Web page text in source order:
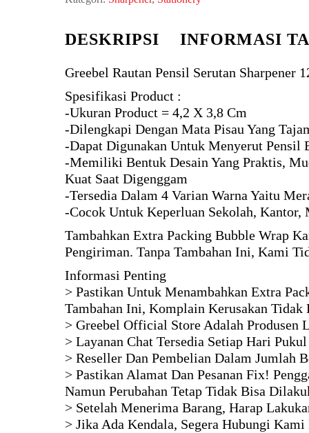
DESKRIPSI INFORMASI
Greebel Rautan Pensil Serutan Sharpener
Spesifikasi Product :
-Ukuran Product = 4,2 X 3,8 Cm
-Dilengkapi Dengan Mata Pisau Yang
-Dapat Digunakan Untuk Menyerut Pensil
-Memiliki Bentuk Desain Yang Praktis,
Kuat Saat Digenggam
-Tersedia Dalam 4 Varian Warna Yaitu
-Cocok Untuk Keperluan Sekolah,
Tambahkan Extra Packing Bubble Wrap
Pengiriman. Tanpa Tambahan Ini, Kami
Informasi Penting
> Pastikan Untuk Menambahkan Extra
Tambahan Ini, Komplain Kerusakan Tidak
> Greebel Official Store Adalah Produsen
> Layanan Chat Tersedia Setiap Hari
> Reseller Dan Pembelian Dalam Jumlah
> Pastikan Alamat Dan Pesanan Fix!
Namun Perubahan Tetap Tidak Bisa
> Setelah Menerima Barang, Harap
> Jika Ada Kendala, Segera Hubungi